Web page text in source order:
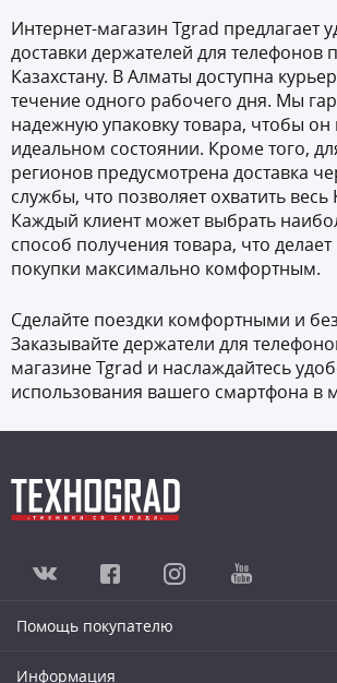
Интернет-магазин Tgrad предлагает
доставки держателей для телефонов
Казахстану. В Алматы доступна
течение одного рабочего дня. Мы
надежную упаковку товара, чтобы
идеальном состоянии. Кроме того,
регионов предусмотрена доставка
службы, что позволяет охватить весь
Каждый клиент может выбрать
способ получения товара, что
покупки максимально комфортным.
Сделайте поездки комфортными и
Заказывайте держатели для
магазине Tgrad и наслаждайтесь
использования вашего смартфона в
Помощь покупателю
Информация